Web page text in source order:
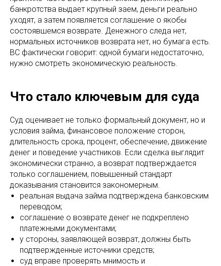
банкротства выдает крупный заем, деньги реально
уходят, а затем появляется соглашение о якобы
состоявшемся возврате. Денежного следа нет,
нормальных источников возврата нет, но бумага есть.
ВС фактически говорит: одной бумаги недостаточно,
нужно смотреть экономическую реальность.
Что стало ключевым для суда
Суд оценивает не только формальный документ, но и
условия займа, финансовое положение сторон,
длительность срока, процент, обеспечение, движение
денег и поведение участников. Если сделка выглядит
экономически странно, а возврат подтверждается
только соглашением, повышенный стандарт
доказывания становится закономерным.
реальная выдача займа подтверждена банковским
переводом;
соглашение о возврате денег не подкреплено
платежными документами;
у стороны, заявляющей возврат, должны быть
подтвержденные источники средств;
суд вправе проверять мнимость и